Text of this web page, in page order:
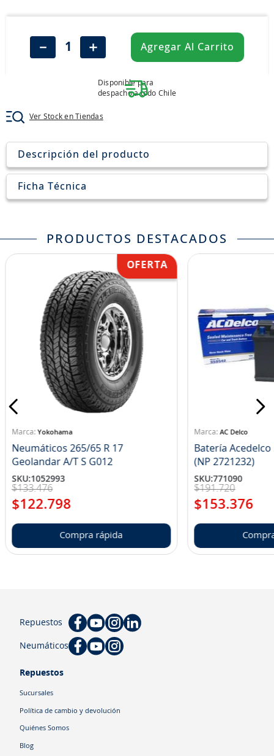
＋
－ Agregar Al Carrito
Disponible para
despacho a todo Chile
Ver Stock en Tiendas
Descripción del producto
Ficha Técnica
PRODUCTOS DESTACADOS
Yokohama
Neumáticos 265/65 R 17
Geolandar A/T S G012
SKU:1052993
$133.476
$122.798
Compra rápida
AC Delco
Batería Acedelco
(NP 2721232)
SKU:771090
$191.720
$153.376
Repuestos
Neumáticos
Repuestos
Sucursales
Política de cambio y devolución
Quiénes Somos
Blog
185